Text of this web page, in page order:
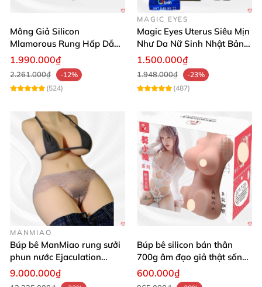
Mông Giả Silicon
Mlamorous Rung Hấp Dẫn
Tăng Khoái Cảm Mạnh
1.990.000₫
2.261.000₫
-12%
(524)
MAGIC EYES
Magic Eyes Uterus Siêu Mịn
Như Da Nữ Sinh Nhật Bản
Mềm Mại
1.500.000₫
1.948.000₫
-23%
(487)
MANMIAO
Búp bê ManMiao rung sưởi
phun nước Ejaculation
Queen chuẩn
9.000.000₫
Búp bê silicon bán thân
700g âm đạo giả thật sống
động, giá tốt
600.000₫